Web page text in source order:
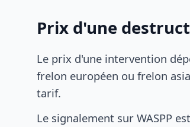
Prix d'une
Le prix d'une intervention
frelon européen ou frelon
tarif.
Le signalement sur WASPP